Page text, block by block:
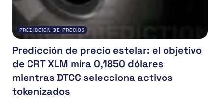
PREDICCIÓN DE PRECIOS
Predicción de precio estelar: el objetivo
de CRT XLM mira 0,1850 dólares
mientras DTCC selecciona activos
tokenizados